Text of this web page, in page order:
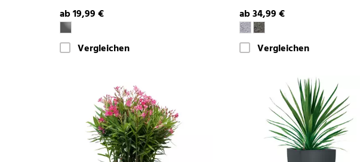
ab 19,99 €
Vergleichen
ab 34,99 €
Vergleichen